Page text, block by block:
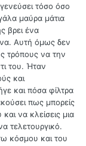
τόσο όσο
μαύρα μάτια
βρει ένα
Αυτή όμως δεν
τρόπους να την
του. Ήταν
και
και πόσα φίλτρα
πως μπορείς
να κλείσεις μια
τελετουργικό.
κόσμου και του